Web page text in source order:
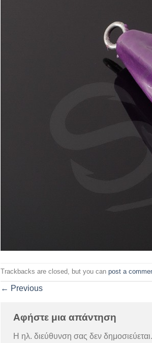
Trackbacks are closed, but you can post a
← Previous
Αφήστε μια απάντηση
Η ηλ. διεύθυνση σας δεν δημοσιεύεται.